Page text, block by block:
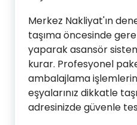
Merkez Nakliyat'ın
taşıma öncesinde
yaparak asansör
kurar. Profesyonel
ambalajlama
eşyalarınız dikkatle
adresinizde güvenle